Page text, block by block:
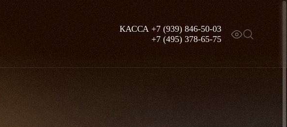
КАССА +7 (939) 846-50-03
+7 (495) 378-65-75